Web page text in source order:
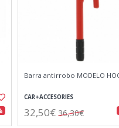
Barra antirrobo MODELO
CAR+ACCESORIES
32,50€ 36,30€